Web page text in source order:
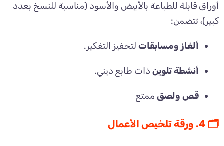
أوراق قابلة للطباعة بالأبيض والأسود (مناسبة للنسخ بعدد
كبير)، تتضمن:
ألغاز ومسابقاتلتحفيز التفكير.
أنشطة تلوينذات طابع ديني.
قص ولصقممتع
🗂️ 4. ورقة تلخيص الأعمال